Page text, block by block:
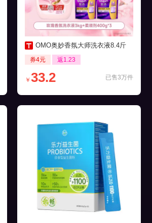
OMO奥妙香氛大师洗衣液8.4斤
券4元 返1.23
已售3万件
￥ 33.2